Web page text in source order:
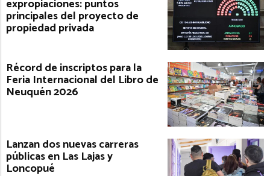
expropiaciones: puntos
principales del proyecto de
propiedad privada
Récord de inscriptos para la
Feria Internacional del Libro de
Neuquén 2026
Lanzan dos nuevas carreras
públicas en Las Lajas y
Loncopué